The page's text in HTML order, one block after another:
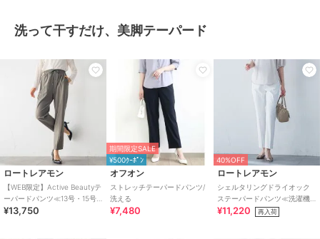
洗って干すだけ、美脚テーパード
ロートレアモン
【WEB限定】Active Beautyテ
ーパードパンツ≪13号・15号
あり/洗濯機で洗える≫
¥13,750
期間限定SALE
¥500ｸｰﾎﾟﾝ
オフオン
ストレッチテーパードパンツ/
洗える
¥7,480
40%OFF
ロートレアモン
シェルタリングドライオック
ステーパードパンツ≪洗濯機
で洗える≫
¥11,220 再入荷